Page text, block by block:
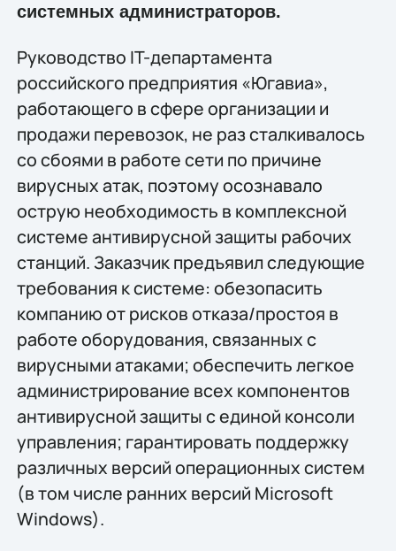
системных администраторов.
Руководство IT-департамента
российского предприятия «Югавиа»,
работающего в сфере организации и
продажи перевозок, не раз сталкивалось
со сбоями в работе сети по причине
вирусных атак, поэтому осознавало
острую необходимость в комплексной
системе антивирусной защиты рабочих
станций. Заказчик предъявил следующие
требования к системе: обезопасить
компанию от рисков отказа/простоя в
работе оборудования, связанных с
вирусными атаками; обеспечить легкое
администрирование всех компонентов
антивирусной защиты с единой консоли
управления; гарантировать поддержку
различных версий операционных систем
(в том числе ранних версий Microsoft
Windows).